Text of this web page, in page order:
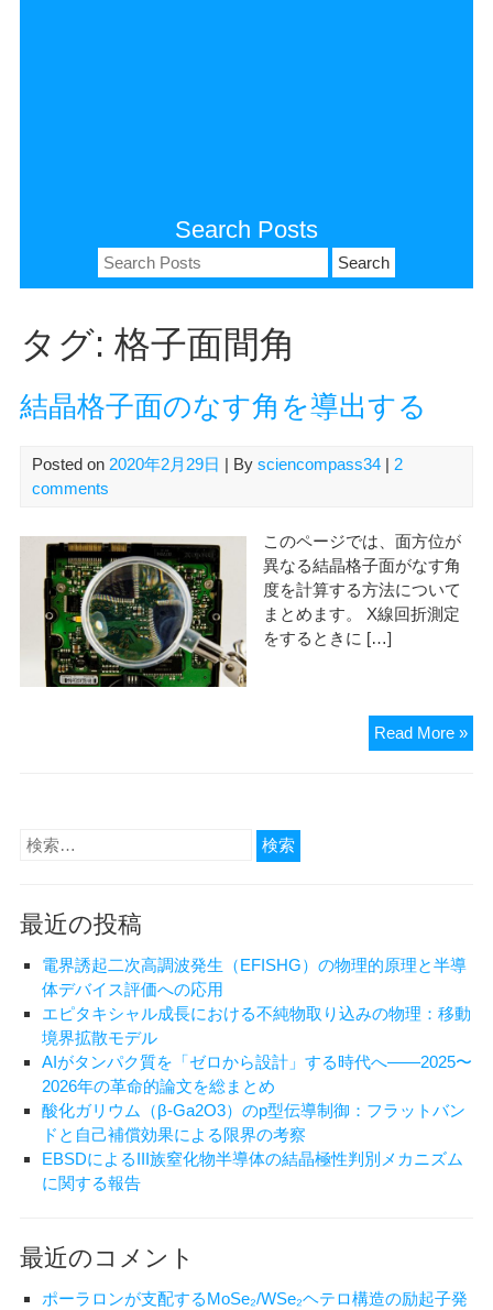
Search Posts
Search
for:
タグ: 格子面間角
結晶格子面のなす角を導出する
Posted on 2020年2月29日 | By sciencompass34| 2
comments
このページでは、面方位が
異なる結晶格子面がなす角
度を計算する方法について
まとめます。 X線回折測定
をするときに […]
Read More »結
晶
す
検
最近の投稿
電界誘起二次高調波発生（EFISHG）の物理的原理と半導
体デバイス評価への応用
エピタキシャル成長における不純物取り込みの物理：移動
境界拡散モデル
AIがタンパク質を「ゼロから設計」する時代へ——2025〜
2026年の革命的論文を総まとめ
酸化ガリウム（β-Ga2O3）のp型伝導制御：フラットバン
ドと自己補償効果による限界の考察
EBSDによるIII族窒化物半導体の結晶極性判別メカニズム
に関する報告
最近のコメント
ポーラロンが支配するMoSe₂/WSe₂ヘテロ構造の励起子発